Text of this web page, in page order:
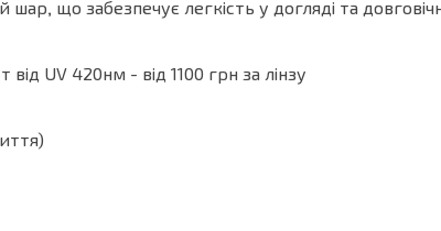
що забезпечує легкість у догляді та
UV 420нм - від 1100 грн за лінзу